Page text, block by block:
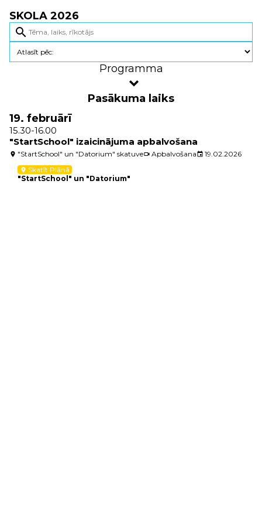
SKOLA 2026
search
Programma
Pasākuma laiks
19. februārī
15.30-16.00
"StartSchool" izaicinājuma apbalvošana
location_on "StartSchool" un "Datorium" skatuvevideocam Apbalvošanaevent 19.02.2026
location_on Skatīt Plānā
"StartSchool" un "Datorium"